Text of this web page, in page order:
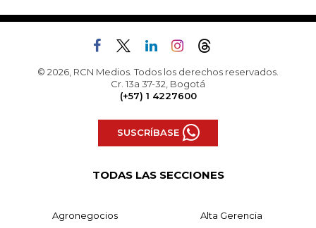
© 2026, RCN Medios. Todos los derechos reservados.
Cr. 13a 37-32, Bogotá
(+57) 1 4227600
SUSCRÍBASE
TODAS LAS SECCIONES
Agronegocios Alta Gerencia